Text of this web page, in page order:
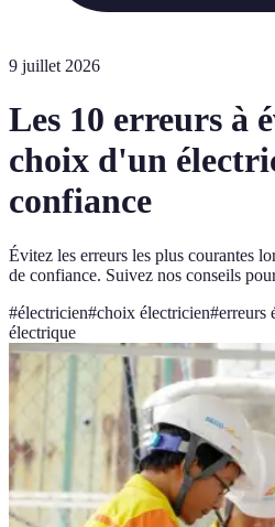
9 juillet 2026
Les 10 erreurs à
choix d'un
confiance
Évitez les erreurs les plus courantes
de confiance. Suivez nos conseils
#électricien#choix électricien#erreurs
électrique